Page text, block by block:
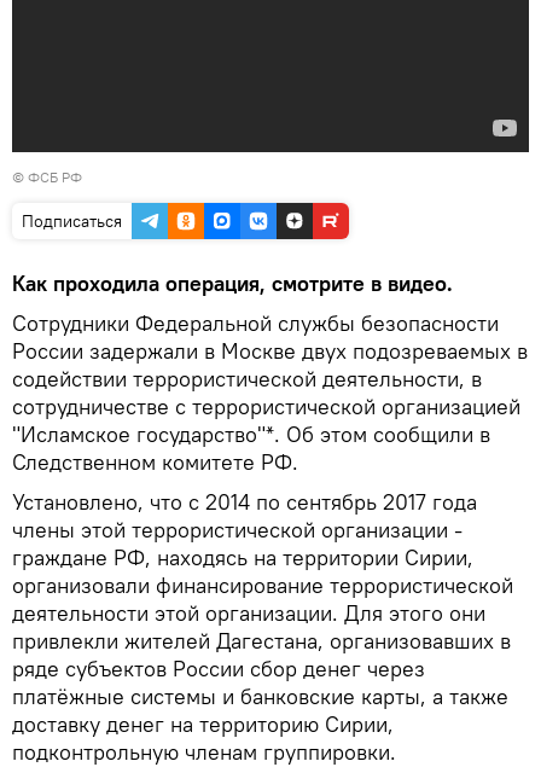
© ФСБ РФ
Подписаться
Как проходила операция, смотрите в видео.
Сотрудники Федеральной службы безопасности
России задержали в Москве двух подозреваемых в
содействии террористической деятельности, в
сотрудничестве с террористической организацией
"Исламское государство"*. Об этом сообщили в
Следственном комитете РФ.
Установлено, что с 2014 по сентябрь 2017 года
члены этой террористической организации -
граждане РФ, находясь на территории Сирии,
организовали финансирование террористической
деятельности этой организации. Для этого они
привлекли жителей Дагестана, организовавших в
ряде субъектов России сбор денег через
платёжные системы и банковские карты, а также
доставку денег на территорию Сирии,
подконтрольную членам группировки.